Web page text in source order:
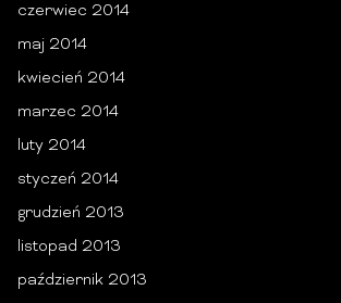
czerwiec 2014
maj 2014
kwiecień 2014
marzec 2014
luty 2014
styczeń 2014
grudzień 2013
listopad 2013
październik 2013